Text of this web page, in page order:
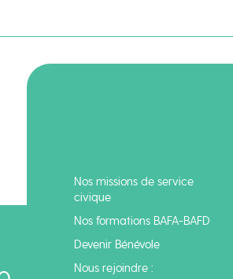
Nos missions de service
civique
Nos formations BAFA-BAFD
Devenir Bénévole
Nous rejoindre :